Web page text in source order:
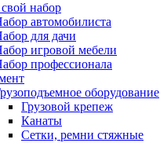
набор
автомобилиста
для дачи
игровой мебели
профессионала
оборудование
Грузовой крепеж
Канаты
Сетки, ремни стяжные